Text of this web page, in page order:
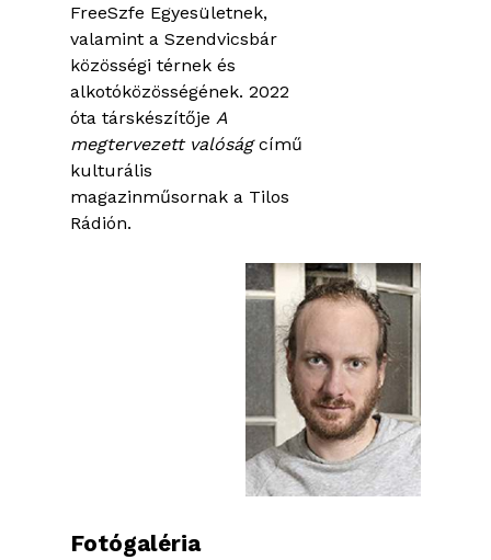
FreeSzfe Egyesületnek,
valamint a Szendvicsbár
közösségi térnek és
alkotóközösségének. 2022
óta társkészítője A
megtervezett valóságcímű
kulturális
magazinműsornak a Tilos
Rádión.
Fotógaléria